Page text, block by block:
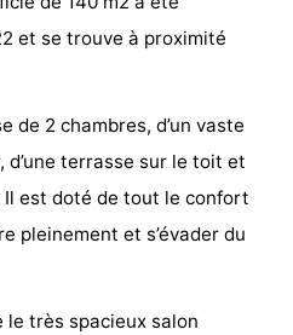
et se trouve à proximité
de 2 chambres, d’un vaste
d’une terrasse sur le toit et
Il est doté de tout le confort
pleinement et s’évader du
très spacieux salon